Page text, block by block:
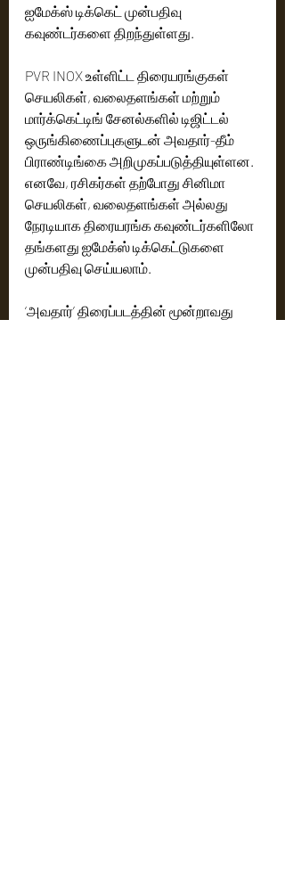
ஐமேக்ஸ் டிக்கெட் முன்பதிவு
கவுண்டர்களை திறந்துள்ளது.
PVR INOX உள்ளிட்ட திரையரங்குகள்
செயலிகள், வலைதளங்கள் மற்றும்
மார்க்கெட்டிங் சேனல்களில் டிஜிட்டல்
ஒருங்கிணைப்புகளுடன் அவதார்-தீம்
பிராண்டிங்கை அறிமுகப்படுத்தியுள்ளன.
எனவே, ரசிகர்கள் தற்போது சினிமா
செயலிகள், வலைதளங்கள் அல்லது
நேரடியாக திரையரங்க கவுண்டர்களிலோ
தங்களது ஐமேக்ஸ் டிக்கெட்டுகளை
முன்பதிவு செய்யலாம்.
‘அவதார்’ திரைப்படத்தின் மூன்றாவது